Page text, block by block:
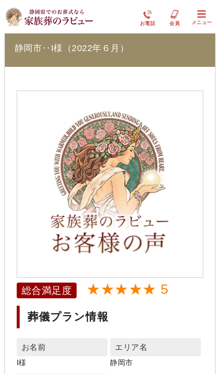
お電話 会員 メニュー
ラビュー静岡下島
静岡市‥I様（2022年６月）
総合満足度 ★★★★★ 5
葬儀プラン情報
お名前
I様
エリア名
静岡市